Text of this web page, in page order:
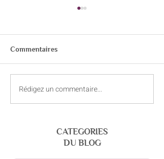
Ressources (sites web) sur
Commentaires
Rédigez un commentaire...
CATEGORIES
DU BLOG